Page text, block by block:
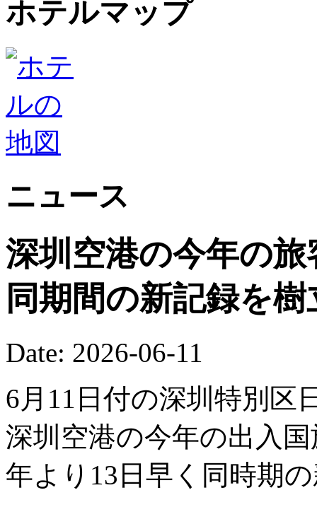
ホテルマップ
ニュース
深圳空港の今年の
同期間の新記録を
Date: 2026-06-11
6月11日付の深圳特別区
深圳空港の今年の出入
年より13日早く同時期